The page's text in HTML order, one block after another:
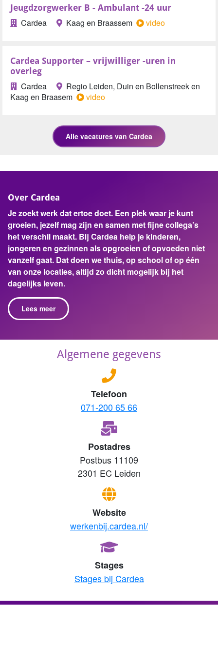
Jeugdzorgwerker B - Ambulant -24 uur
Cardea Kaag en Braassem video
Cardea Supporter – vrijwilliger -uren in
overleg
Cardea
Regio Leiden, Duin en Bollenstreek en
Kaag en Braasem
video
Over Cardea
Je zoekt werk dat ertoe doet. Een plek waar je kunt
groeien, jezelf mag zijn en samen met fijne collega’s
het verschil maakt. Bij Cardea help je kinderen,
jongeren en gezinnen als opgroeien of opvoeden niet
vanzelf gaat. Dat doen we thuis, op school of op één
van onze locaties, altijd zo dicht mogelijk bij het
dagelijks leven.
Lees meer
Algemene gegevens
Telefoon
071-200 65 66
Postadres
Postbus 11109
2301 EC Leiden
Website
werkenbij.cardea.nl/
Stages
Stages bij Cardea